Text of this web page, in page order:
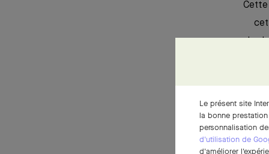
Cette
Le présent site
la bonne
personnalisation
d'utilisation de
d'améliorer